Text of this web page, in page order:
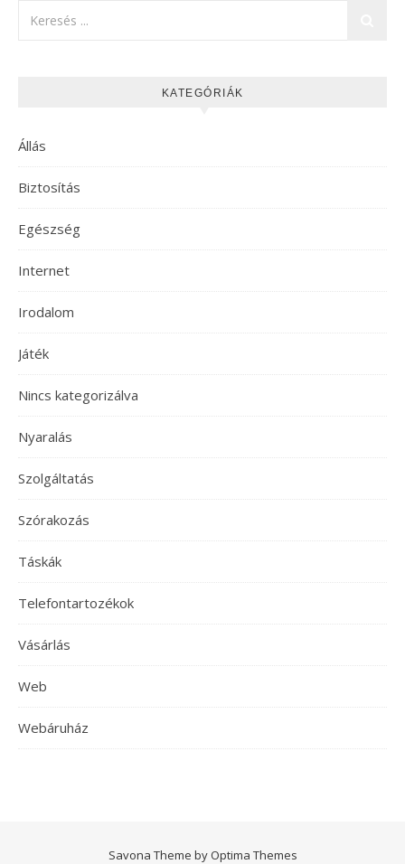
KATEGÓRIÁK
Állás
Biztosítás
Egészség
Internet
Irodalom
Játék
Nincs kategorizálva
Nyaralás
Szolgáltatás
Szórakozás
Táskák
Telefontartozékok
Vásárlás
Web
Webáruház
Savona Theme by Optima Themes